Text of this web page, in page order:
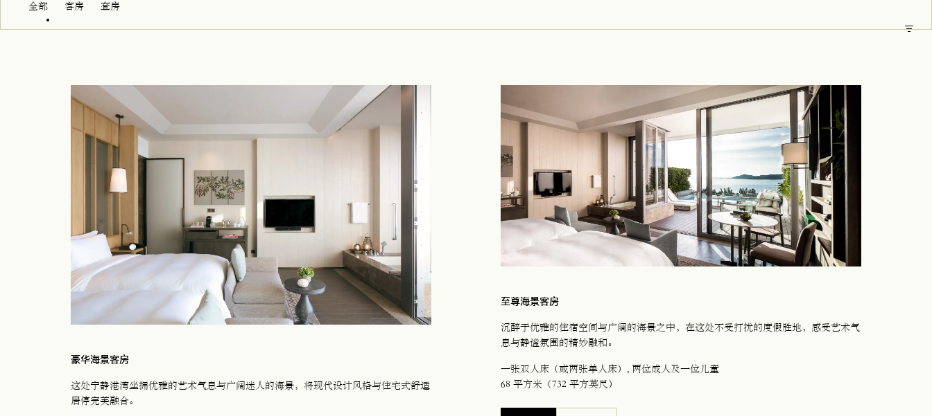
全部 客房 套房
豪华海景客房
这处宁静港湾坐拥优雅的艺术气息与广阔迷人的海景，将现代设计风格与住宅式舒适
居停完美融合。
至尊海景客房
沉醉于优雅的住宿空间与广阔的海景之中，在这处不受打扰的度假胜地，感受艺术气
息与静谧氛围的精妙融和。
一张双人床（或两张单人床） , 两位成人及一位儿童
68 平方米（732 平方英尺）